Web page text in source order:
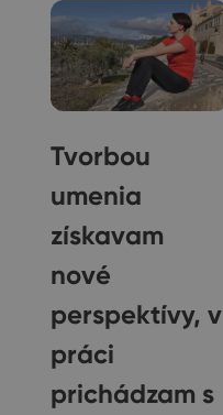
Tvorbou
umenia
získavam
nové
perspektívy, v
práci
prichádzam s